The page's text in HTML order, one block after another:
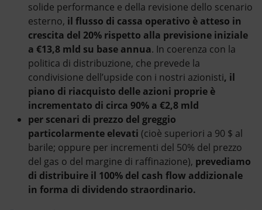
solide performance e della revisione dello scenario
esterno, il flusso di cassa operativo è atteso in
crescita del 20% rispetto alla previsione iniziale
a €13,8 mld su base annua. In coerenza con la
politica di distribuzione, che prevede la
condivisione dell’upside con i nostri azionisti, il
piano di riacquisto delle azioni proprie è
incrementato di circa 90% a €2,8 mld
per scenari di prezzo del greggio
particolarmente elevati (cioè superiori a 90 $ al
barile; oppure per incrementi del 50% del prezzo
del gas o del margine di raffinazione), prevediamo
di distribuire il 100% del cash flow addizionale
in forma di dividendo straordinario.